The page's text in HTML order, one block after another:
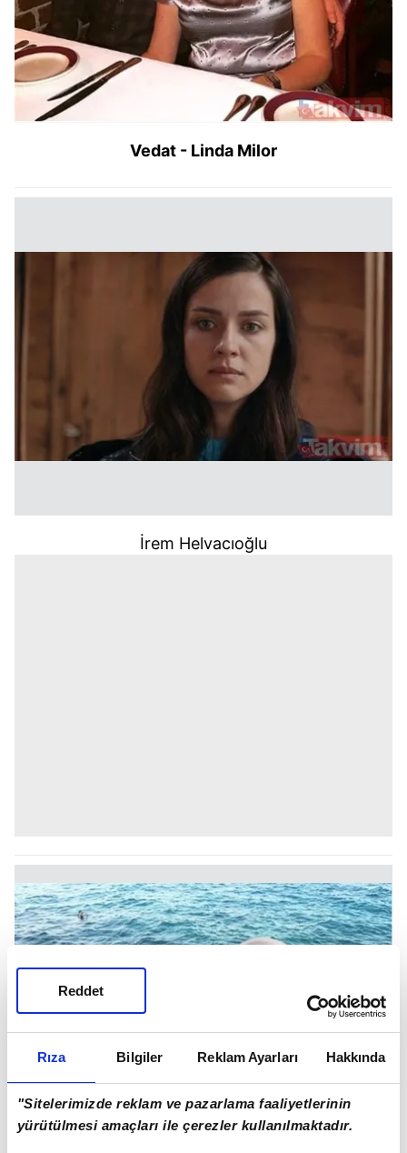
Rıza Bilgiler Reklam Ayarları Hakkında
"Sitelerimizde reklam ve pazarlama faaliyetlerinin
yürütülmesi amaçları ile çerezler kullanılmaktadır.
Reddet
Vedat - Linda Milor
İrem Helvacıoğlu